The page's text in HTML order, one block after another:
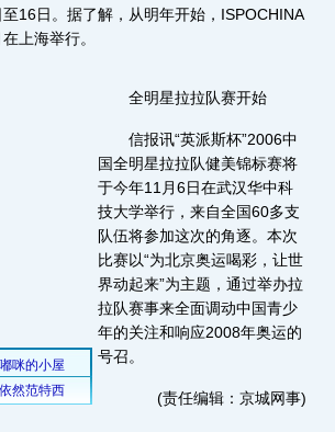
16日。据了解，从明年开始，ISPOCHINA
上海举行。
全明星拉拉队赛开始
信报讯“英派斯杯”2006中
国全明星拉拉队健美锦标赛将
于今年11月6日在武汉华中科
技大学举行，来自全国60多支
队伍将参加这次的角逐。本次
比赛以“为北京奥运喝彩，让世
界动起来”为主题，通过举办拉
拉队赛事来全面调动中国青少
年的关注和响应2008年奥运的
号召。
(责任编辑：京城网事)